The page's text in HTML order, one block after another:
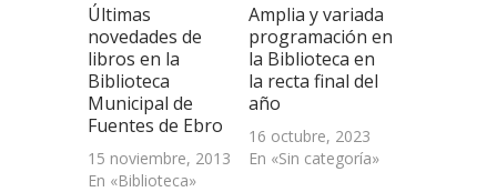
en
una
ventana
nueva)
Últimas
novedades de
libros en la
Biblioteca
Municipal de
Fuentes de Ebro
15 noviembre, 2013
En «Biblioteca»
Amplia y variada
programación en
la Biblioteca en
la recta final del
año
16 octubre, 2023
En «Sin categoría»